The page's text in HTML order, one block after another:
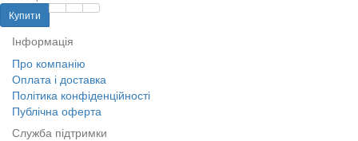
Купити
Інформація
Про компанію
Оплата і доставка
Політика конфіденційності
Публічна оферта
Служба підтримки